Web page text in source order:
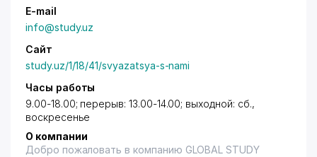
E-mail
info@study.uz
Сайт
study.uz/1/18/41/svyazatsya-s-nami
Часы работы
9.00-18.00; перерыв: 13.00-14.00; выходной: cб.,
воскресенье
О компании
Добро пожаловать в компанию GLOBAL STUDY